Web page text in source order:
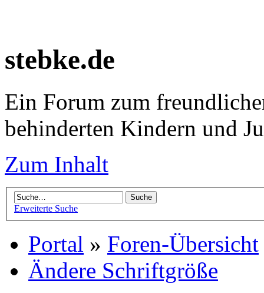
stebke.de
Ein Forum zum
behinderten Kindern und
Zum Inhalt
Erweiterte Suche
Portal » Foren-Übersicht
Ändere Schriftgröße